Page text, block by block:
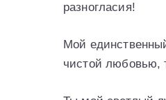
разногласия!
Мой
чистой любовью,